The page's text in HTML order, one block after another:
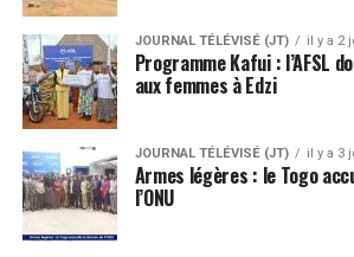
JOURNAL TÉLÉVISÉ (JT) il y a 2
Programme Kafui : l’AFSL
aux femmes à Edzi
JOURNAL TÉLÉVISÉ (JT) il y a 3
Armes légères : le Togo
l’ONU